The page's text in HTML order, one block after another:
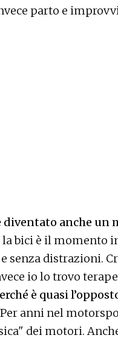
parto e
diventato anche un
la bici è il momento
senza distrazioni.
io lo trovo
è quasi
anni nel
dei motori.